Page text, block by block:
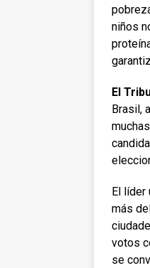
niños
El
Brasil,
El líder
más
votos
se